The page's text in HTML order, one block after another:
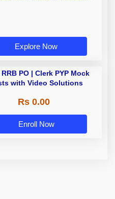
Explore Now
RRB PO | Clerk PYP Mock
with Video Solutions
Rs 0.00
Enroll Now